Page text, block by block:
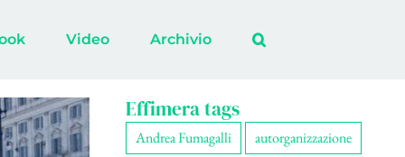
Video Archivio
Effimera tags
Andrea Fumagalli
autorganizzazione